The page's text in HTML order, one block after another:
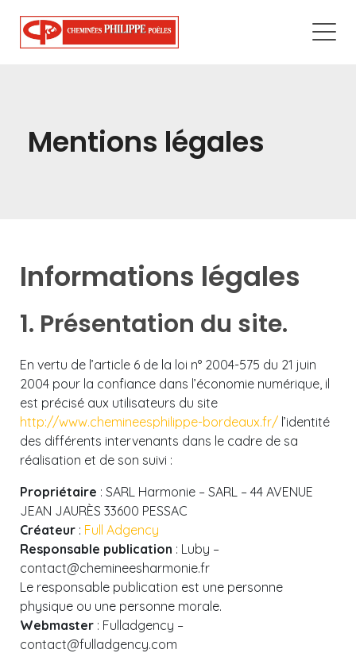
Mentions légales
Informations légales
1. Présentation du site.
En vertu de l’article 6 de la loi n° 2004-575 du 21 juin
2004 pour la confiance dans l’économie numérique, il
est précisé aux utilisateurs du site
http://www.chemineesphilippe-bordeaux.fr/ l’identité
des différents intervenants dans le cadre de sa
réalisation et de son suivi :
Propriétaire : SARL Harmonie – SARL – 44 AVENUE
JEAN JAURÈS 33600 PESSAC
Créateur : Full Adgency
Responsable publication : Luby –
contact@chemineesharmonie.fr
Le responsable publication est une personne
physique ou une personne morale.
Webmaster : Fulladgency –
contact@fulladgency.com